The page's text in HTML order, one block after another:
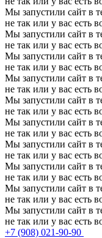
Мы запустили сайт в
не так или у вас есть
Мы запустили сайт в
не так или у вас есть
Мы запустили сайт в
не так или у вас есть
Мы запустили сайт в
не так или у вас есть
Мы запустили сайт в
не так или у вас есть
Мы запустили сайт в
не так или у вас есть
Мы запустили сайт в
не так или у вас есть
Мы запустили сайт в
не так или у вас есть
Мы запустили сайт в
не так или у вас есть
Мы запустили сайт в
не так или у вас есть
+7 (908) 021-90-90